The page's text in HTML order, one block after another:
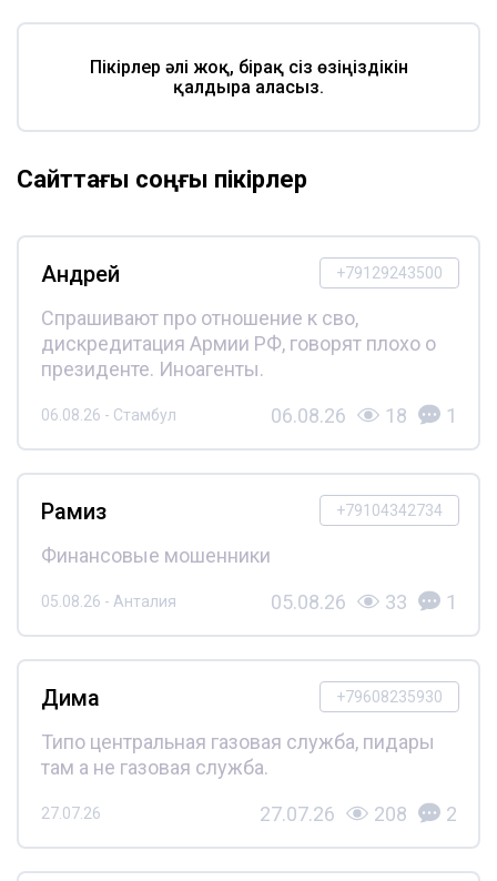
Пікірлер әлі жоқ, бірақ сіз өзіңіздікін
қалдыра аласыз.
Сайттағы соңғы пікірлер
+79129243500
Андрей
Спрашивают про отношение к сво,
дискредитация Армии РФ, говорят плохо о
президенте. Иноагенты.
06.08.26 - Стамбул 06.08.26 18 1
+79104342734
Рамиз
Финансовые мошенники
05.08.26 - Анталия 05.08.26 33 1
+79608235930
Дима
Типо центральная газовая служба, пидары
там а не газовая служба.
27.07.26 27.07.26 208 2